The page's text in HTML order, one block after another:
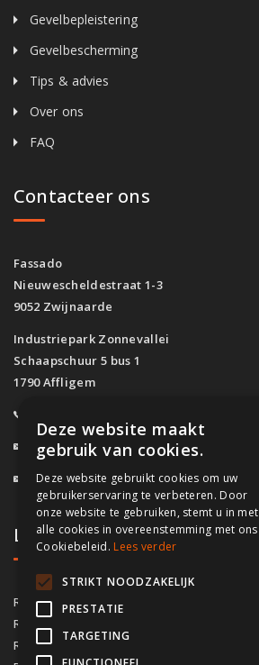
Gevelbepleistering
Gevelbescherming
Tips & advies
Over ons
FAQ
Contacteer ons
Fassado
Nieuwescheldestraat 1-3
9052 Zwijnaarde
Industriepark Zonnevallei
Schaapschuur 5 bus 1
1790 Affligem
info@fassado.be
BTW: BE 0700.617.934
Lokaal contact
Regio Antwerpen
Regio Brussel
Regio Gent 09/283.15.10
Deze website maakt
gebruik van cookies.
Deze website gebruikt cookies om uw
gebruikerservaring te verbeteren. Door
onze website te gebruiken, stemt u in met
alle cookies in overeenstemming met ons
Cookiebeleid. Lees verder
STRIKT NOODZAKELIJK
PRESTATIE
TARGETING